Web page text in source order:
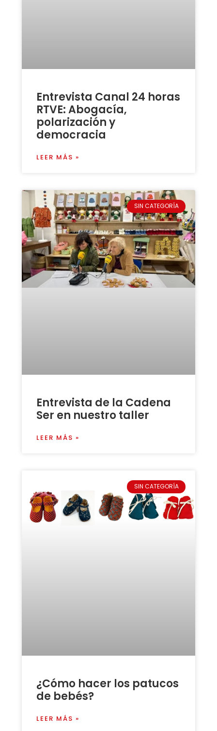
Entrevista Canal 24 horas
RTVE: Abogacía,
polarización y
democracia
LEER MÁS »
SIN CATEGORÍA
Entrevista de la Cadena
Ser en nuestro taller
LEER MÁS »
SIN CATEGORÍA
¿Cómo hacer los patucos
de bebés?
LEER MÁS »